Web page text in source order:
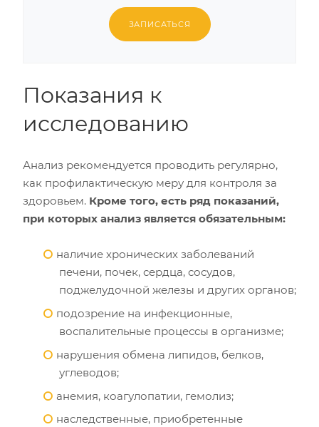
ЗАПИСАТЬСЯ
Показания к
исследованию
Анализ рекомендуется проводить регулярно,
как профилактическую меру для контроля за
здоровьем. Кроме того, есть ряд показаний,
при которых анализ является обязательным:
наличие хронических заболеваний
печени, почек, сердца, сосудов,
поджелудочной железы и других органов;
подозрение на инфекционные,
воспалительные процессы в организме;
нарушения обмена липидов, белков,
углеводов;
анемия, коагулопатии, гемолиз;
наследственные, приобретенные